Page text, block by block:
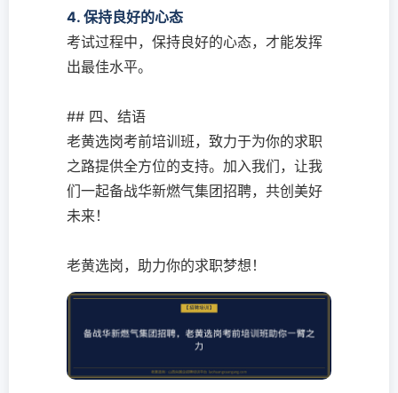
4. 保持良好的心态
考试过程中，保持良好的心态，才能发挥
出最佳水平。
## 四、结语
老黄选岗考前培训班，致力于为你的求职
之路提供全方位的支持。加入我们，让我
们一起备战华新燃气集团招聘，共创美好
未来！
老黄选岗，助力你的求职梦想！